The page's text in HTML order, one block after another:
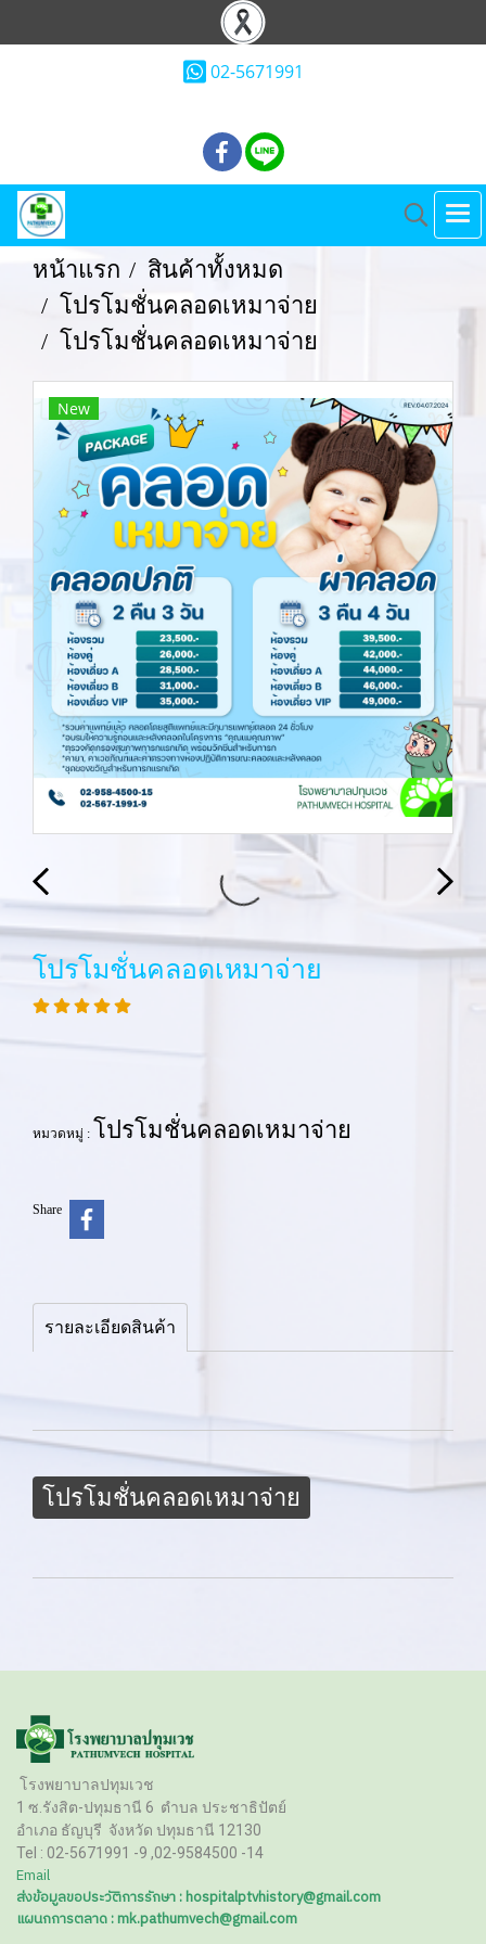
02-5671991
หน้าแรก
สินค้าทั้งหมด
โปรโมชั่นคลอดเหมาจ่าย
โปรโมชั่นคลอดเหมาจ่าย
New
โปรโมชั่นคลอดเหมาจ่าย
หมวดหมู่ : โปรโมชั่นคลอดเหมาจ่าย
Share
รายละเอียดสินค้า
โปรโมชั่นคลอดเหมาจ่าย
โรงพยาบาลปทุมเวช
1 ซ.รังสิต-ปทุมธานี 6 ตำบล ประชาธิปัตย์
อำเภอ ธัญบุรี จังหวัด ปทุมธานี 12130
Tel : 02-5671991 -9 ,02-9584500 -14
Email
ส่งข้อมูลขอประวัติการรักษา : hospitalptvhistory@gmail.com
แผนกการตลาด : mk.pathumvech@gmail.com